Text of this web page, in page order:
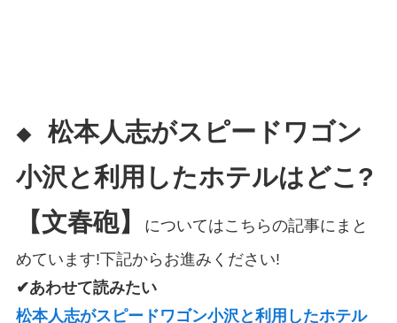
◆ 松本人志がスピードワゴン
小沢と利用したホテルはどこ?
【文春砲】
についてはこちらの記事にまと
めています!下記からお進みください!
✔あわせて読みたい
松本人志がスピードワゴン小沢と利用したホテル